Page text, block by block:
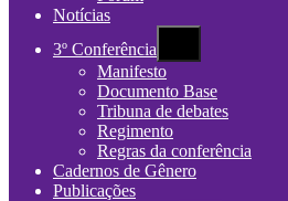
Notícias
3º Conferência
Manifesto
Documento Base
Tribuna de debates
Regimento
Regras da conferência
Cadernos de Gênero
Publicações